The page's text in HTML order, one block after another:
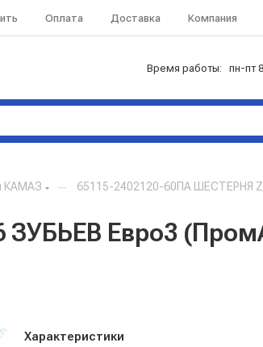
Оплата Доставка Компания
Время работы: пн-пт
КАМАЗ — 65115-2402120-60ПА ШЕСТЕРНЯ
Евро3
Характеристики